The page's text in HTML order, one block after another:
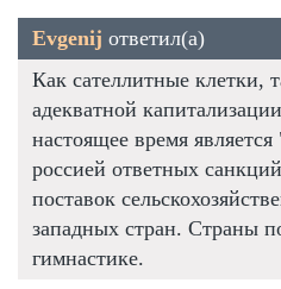
Evgenij ответил(а)
Как сателлитные клетки,
адекватной
настоящее время
россией ответных
поставок
западных стран. Страны
гимнастике.